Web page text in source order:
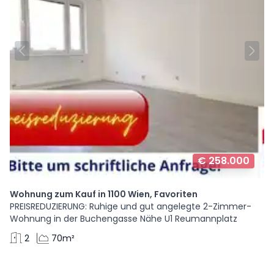
€ 258.000
Wohnung zum Kauf in 1100 Wien, Favoriten
PREISREDUZIERUNG: Ruhige und gut angelegte 2-Zimmer-
Wohnung in der Buchengasse Nähe U1 Reumannplatz
2
70m²